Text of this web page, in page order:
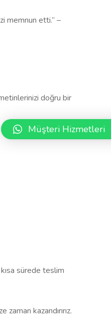
memnun etti.” –
doğru bir
sürede teslim
zaman kazandırırız.
Müşteri Hizmetleri